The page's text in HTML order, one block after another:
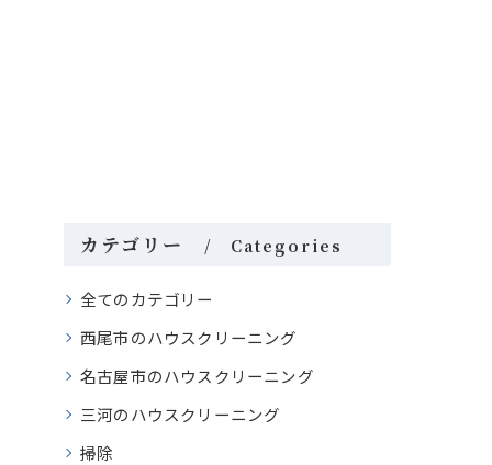
カテゴリー Categories
全てのカテゴリー
西尾市のハウスクリーニング
名古屋市のハウスクリーニング
三河のハウスクリーニング
掃除